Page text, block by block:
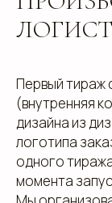
Первый тираж
(внутренняя
дизайна из
логотипа
одного
момента
Я прочитал и
области